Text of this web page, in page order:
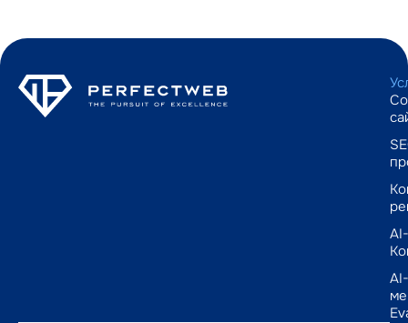
AI-
AI-